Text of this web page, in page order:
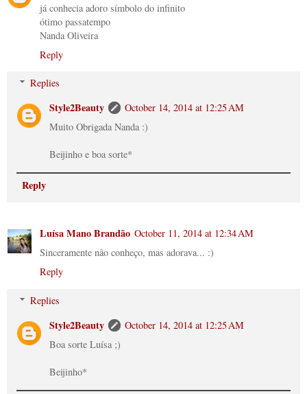
já conhecia adoro símbolo do infinito
ótimo passatempo
Nanda Oliveira
Reply
Replies
Style2Beauty
October 14, 2014 at 12:25 AM
Muito Obrigada Nanda :)
Beijinho e boa sorte*
Reply
Luísa Mano Brandão October 11, 2014 at 12:34 AM
Sinceramente não conheço, mas adorava... :)
Reply
Replies
Style2Beauty
October 14, 2014 at 12:25 AM
Boa sorte Luísa ;)
Beijinho*